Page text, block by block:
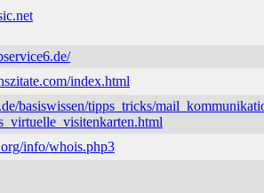
index.html
basiswissen/tipps_tricks/
info/whois.php3